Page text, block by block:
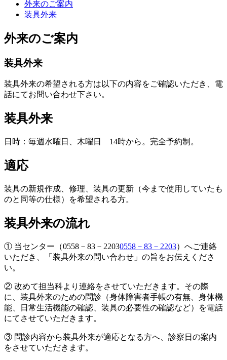
外来のご案内
装具外来
外来のご案内
装具外来
装具外来の希望される方は以下の内容をご確認いただき、電
話にてお問い合わせ下さい。
装具外来
日時：毎週水曜日、木曜日 14時から。完全予約制。
適応
装具の新規作成、修理、装具の更新（今まで使用していたも
のと同等の仕様）を希望される方。
装具外来の流れ
① 当センター（0558－83－22030558－83－2203）へご連絡
いただき、「装具外来の問い合わせ」の旨をお伝えくださ
い。
② 改めて担当科より連絡をさせていただきます。その際
に、装具外来のための問診（身体障害者手帳の有無、身体機
能、日常生活機能の確認、装具の必要性の確認など）を電話
にてさせていただきます。
③ 問診内容から装具外来が適応となる方へ、診察日の案内
をさせていただきます。